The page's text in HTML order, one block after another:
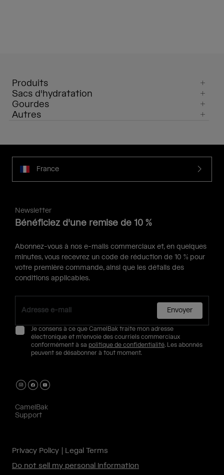
Produits
Sacs d'hydratation
Gourdes
Autres
France
Newsletter
Bénéficiez d'une remise de 10 %
Abonnez-vous à nos e-mails commerciaux et, en quelques
minutes, vous recevrez un code de réduction de 10 % pour
votre première commande, ainsi que les détails des
conditions applicables.
Envoyer
Je consens à ce que CamelBak traite mon adresse
électronique et m'envoie des courriels commerciaux
conformément à sa politique de confidentialité. Les abonnés
peuvent se désabonner à tout moment.
CamelBak
Support
Privacy Policy
Legal Terms
Do not sell my personal information